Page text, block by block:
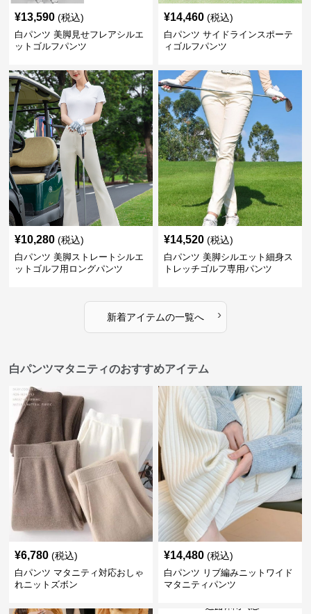
¥13,590 (税込)
白パンツ 美脚見せフレアシルエ
ットゴルフパンツ
¥14,460 (税込)
白パンツ サイドラインスポーテ
ィゴルフパンツ
¥10,280 (税込)
白パンツ 美脚ストレートシルエ
ットゴルフ用ロングパンツ
¥14,520 (税込)
白パンツ 美脚シルエット細身ス
トレッチゴルフ専用パンツ
新着アイテムの一覧へ ›
白パンツマタニティのおすすめアイテム
¥6,780 (税込)
白パンツ マタニティ対応おしゃ
れニットズボン
¥14,480 (税込)
白パンツ リブ編みニットワイド
マタニティパンツ